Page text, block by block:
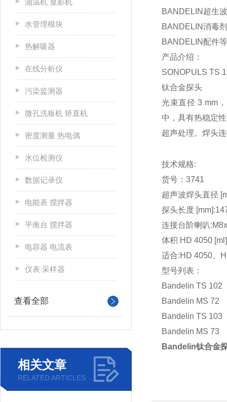
油温机 显影机
水管理模块
热解吸器
在线分析仪
污染监测器
微孔洗板机 矫直机
密度测量 热电偶
水位检测仪
数据记录仪
电能表 搅拌器
平衡台 搅拌器
电容器 电流表
仪表 采样器
查看全部
相关文章
RELATED ARTICLES
BANDELIN超生
BANDELIN消毒
BANDELIN配件等
产品介绍：
SONOPULS TS
钛合金探头
光束直径 3 mm
中，具有热稳定
超声处理。焊头
技术规格:
货号：3741
超声波焊头直径
探头长度
连接台阶喇叭
体积 HD 4050
适合:HD 4050、
型号列表：
Bandelin TS 102
Bandelin MS 72
Bandelin TS 103
Bandelin MS 73
Bandelin钛合金